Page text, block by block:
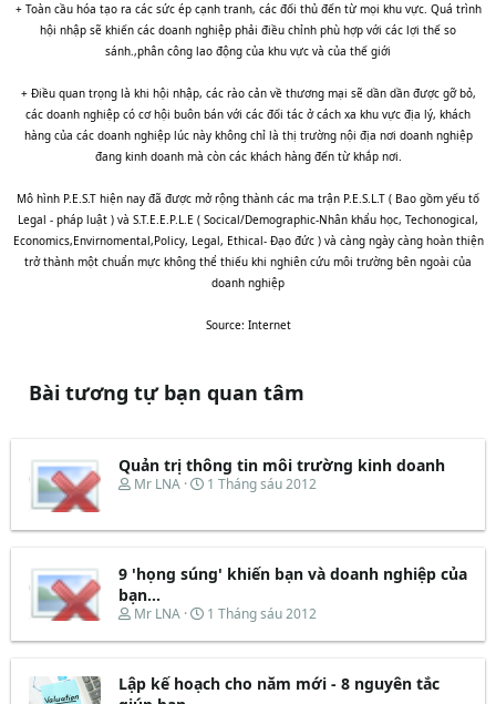
+ Toàn cầu hóa tạo ra các sức ép cạnh tranh, các đối thủ đến từ mọi khu vực. Quá trình
hội nhập sẽ khiến các doanh nghiệp phải điều chỉnh phù hợp với các lợi thế so
sánh.,phân công lao động của khu vực và của thế giới
+ Điều quan trọng là khi hội nhập, các rào cản về thương mại sẽ dần dần được gỡ bỏ,
các doanh nghiệp có cơ hội buôn bán với các đối tác ở cách xa khu vực địa lý, khách
hàng của các doanh nghiệp lúc này không chỉ là thị trường nội địa nơi doanh nghiệp
đang kinh doanh mà còn các khách hàng đến từ khắp nơi.
Mô hình P.E.S.T hiện nay đã được mở rộng thành các ma trận P.E.S.L.T ( Bao gồm yếu tố
Legal - pháp luật ) và S.T.E.E.P.L.E ( Socical/Demographic-Nhân khẩu học, Techonogical,
Economics,Envirnomental,Policy, Legal, Ethical- Đạo đức ) và càng ngày càng hoàn thiện
trở thành một chuẩn mực không thể thiếu khi nghiên cứu môi trường bên ngoài của
doanh nghiệp
Source: Internet
Bài tương tự bạn quan tâm
Quản trị thông tin môi trường kinh doanh
T
e
d
s
t
a
r
e
r
Mr LNA
N
y
ắ
t
đ
ầ
u
1 Tháng sáu 2012
9 'họng súng' khiến bạn và doanh nghiệp của
bạn...
T
r
a
Mr LNA
N
à
b
1 Tháng sáu 2012
Lập kế hoạch cho năm mới - 8 nguyên tắc